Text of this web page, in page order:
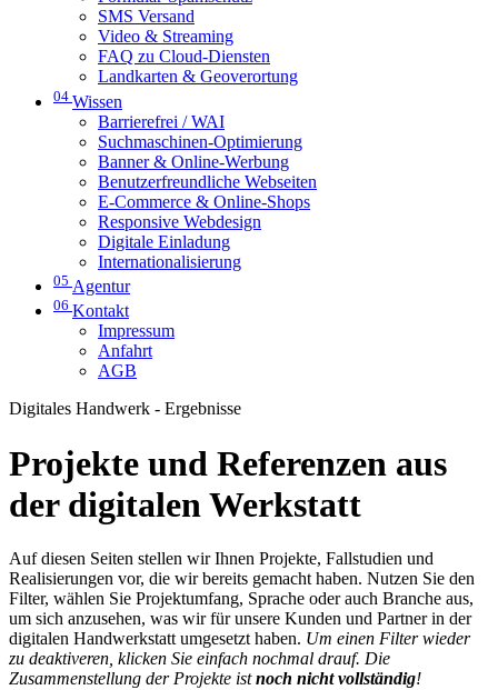
SMS Versand
Video & Streaming
FAQ zu Cloud-Diensten
Landkarten & Geoverortung
04 Wissen
Barrierefrei / WAI
Suchmaschinen-Optimierung
Banner & Online-Werbung
Benutzerfreundliche Webseiten
E-Commerce & Online-Shops
Responsive Webdesign
Digitale Einladung
Internationalisierung
05 Agentur
06 Kontakt
Impressum
Anfahrt
AGB
Digitales Handwerk - Ergebnisse
Projekte und Referenzen aus
der digitalen Werkstatt
Auf diesen Seiten stellen wir Ihnen Projekte, Fallstudien und
Realisierungen vor, die wir bereits gemacht haben. Nutzen Sie den
Filter, wählen Sie Projektumfang, Sprache oder auch Branche aus,
um sich anzusehen, was wir für unsere Kunden und Partner in der
digitalen Handwerkstatt umgesetzt haben. Um einen Filter wieder
zu deaktiveren, klicken Sie einfach nochmal drauf. Die
Zusammenstellung der Projekte istnoch nicht vollständig!